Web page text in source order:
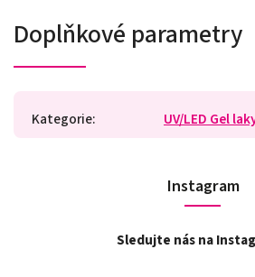
Doplňkové parametry
Kategorie: UV/LED Gel
Instagram
Sledujte nás na